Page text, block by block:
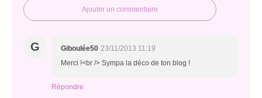
Ajouter un commentaire
G Giboulée50 23/11/2013 11:19
Merci !<br /> Sympa la déco de ton blog !
Répondre